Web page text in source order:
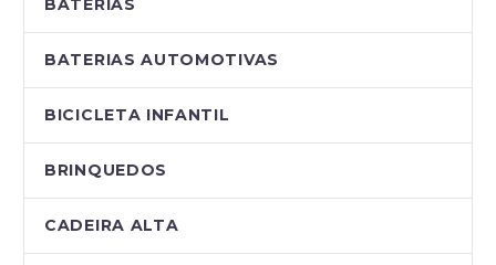
BATERIAS
BATERIAS AUTOMOTIVAS
BICICLETA INFANTIL
BRINQUEDOS
CADEIRA ALTA